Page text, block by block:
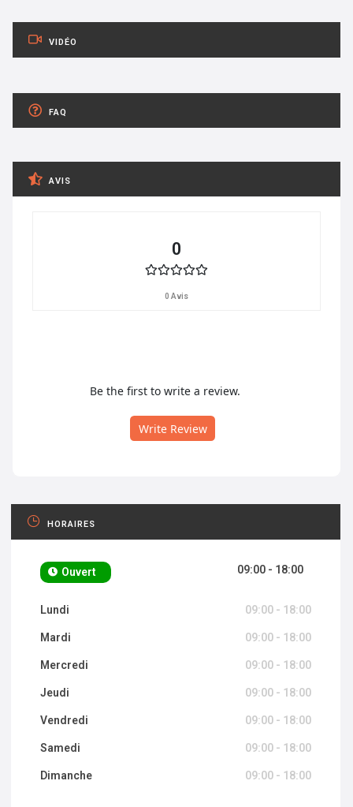
VIDÉO
FAQ
AVIS
0
0 Avis
Be the first to write a review.
Write Review
HORAIRES
Ouvert 09:00 - 18:00
Lundi 09:00 - 18:00
Mardi 09:00 - 18:00
Mercredi 09:00 - 18:00
Jeudi 09:00 - 18:00
Vendredi 09:00 - 18:00
Samedi 09:00 - 18:00
Dimanche 09:00 - 18:00